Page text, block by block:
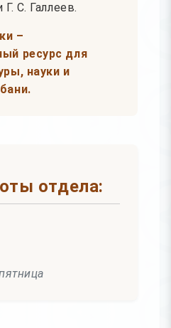
С. Галлеев.
–
ресурс для
науки и
отдела: